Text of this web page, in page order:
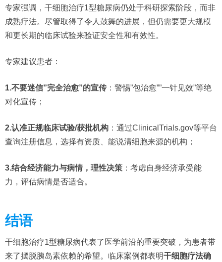
专家强调，干细胞治疗1型糖尿病仍处于科研探索阶段，而非
成熟疗法。尽管取得了令人鼓舞的进展，但仍需要更大规模
和更长期的临床试验来验证安全性和有效性。
专家建议患者：
1.不要迷信”完全治愈”的宣传 ：警惕”包治愈””一针见效”等绝
对化宣传；
2.认准正规临床试验/获批机构 ：通过ClinicalTrials.gov等平台
查询注册信息，选择有资质、能说清细胞来源的机构；
3.结合经济能力与病情，理性决策 ：考虑自身经济承受能
力，评估病情是否适合。
结语
干细胞治疗1型糖尿病代表了医学前沿的重要突破，为患者带
来了摆脱胰岛素依赖的希望。临床案例都表明干细胞疗法确